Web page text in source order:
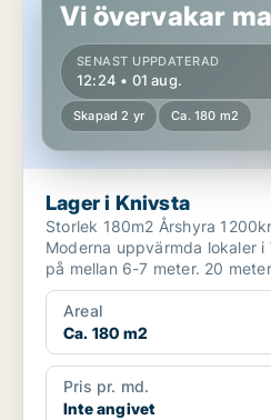
Vi övervakar
SENAST UPPDATERAD
12:24 • 01 aug.
Skapad 2 yr Ca. 180 m2
Lager i Knivsta
Storlek 180m2 Årshyra 1200kr/m2 Exkl moms
Moderna uppvärmda lokaler i
på mellan 6-7 meter. 20 meter till väg 255 5 minuter
...
Areal
Ca. 180 m2
Pris pr. md.
Inte angivet